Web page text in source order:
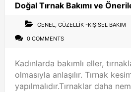
Doğal Tırnak Bakımı ve
GENEL, GÜZELLIK -KIŞISEL BAKIM
0 COMMENTS
Kadınlarda bakımlı eller,
olmasıyla anlaşılır. Tırnak
yapılmalıdır.Tırnaklar daha